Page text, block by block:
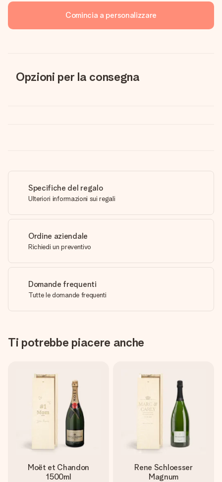
Comincia a personalizzare
Opzioni per la consegna
Specifiche del regalo
Ulteriori informazioni sui regali
Ordine aziendale
Richiedi un preventivo
Domande frequenti
Tutte le domande frequenti
Ti potrebbe piacere anche
Moët et Chandon
1500ml
Rene Schloesser
Magnum